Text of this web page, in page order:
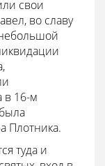
свои
во славу
в 16-м
Плотника.
туда и